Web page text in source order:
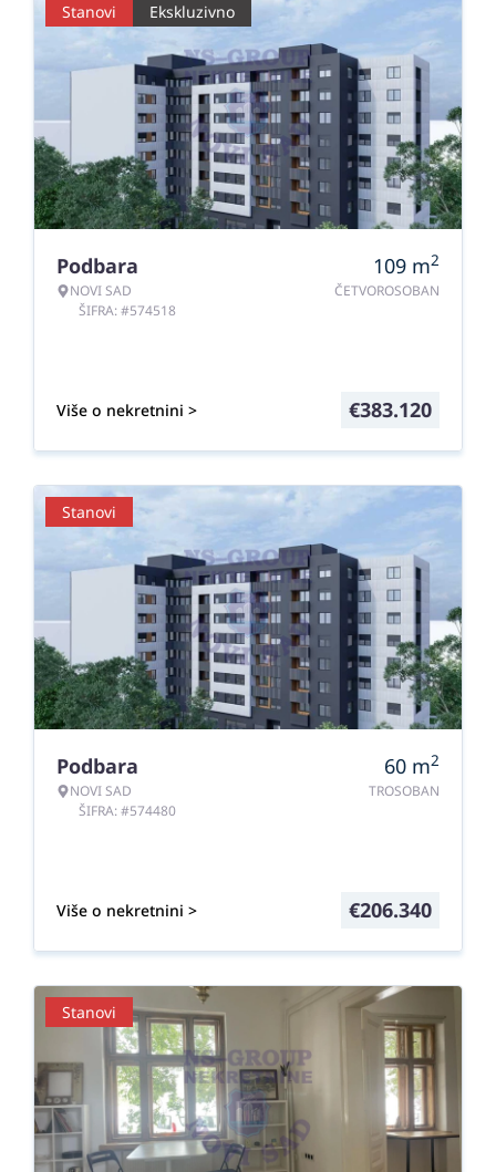
Stanovi Ekskluzivno
Podbara
NOVI SAD
ŠIFRA: #574518
109 m2
ČETVOROSOBAN
Više o nekretnini > €383.120
Stanovi
Podbara
NOVI SAD
ŠIFRA: #574480
60 m2
TROSOBAN
Više o nekretnini > €206.340
Stanovi